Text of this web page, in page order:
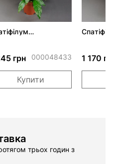
грн 000048433
Купити
1 170
трьох годин з